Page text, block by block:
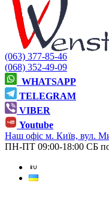
(063) 377-85-46
(068) 352-49-09
WHATSAPP
TELEGRAM
VIBER
Youtube
Наш офіс м. Київ, вул.
ПН-ПТ 09:00-18:00 СБ